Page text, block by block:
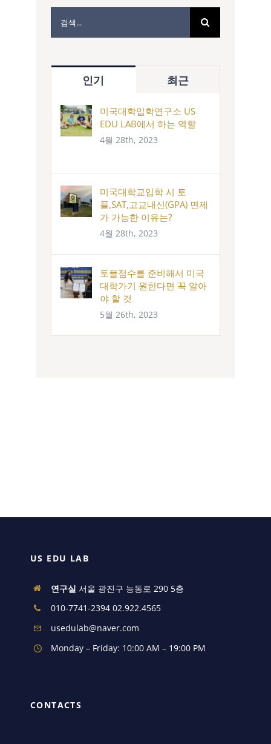
인기 최근
미국대학입학연구소 US
EDU LAB에서 하는 역할
4월 28th, 2023
미국대학교입학 시 토
플,SAT,고교내신(GPA) 면제
가 가능한 이유는?
4월 28th, 2023
토플점수를 준비해서 미국
대학가기 원한다면 꼭 알아
야 할 것
5월 26th, 2023
US EDU LAB
연구실 서울 광진구 능동로 290 5층
010-7741-2394 02.922.4565
usedulab@naver.com
Monday – Friday: 10:00 AM – 19:00 PM
CONTACTS